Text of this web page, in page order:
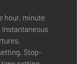
hour, minute
Instantaneous
Stop-